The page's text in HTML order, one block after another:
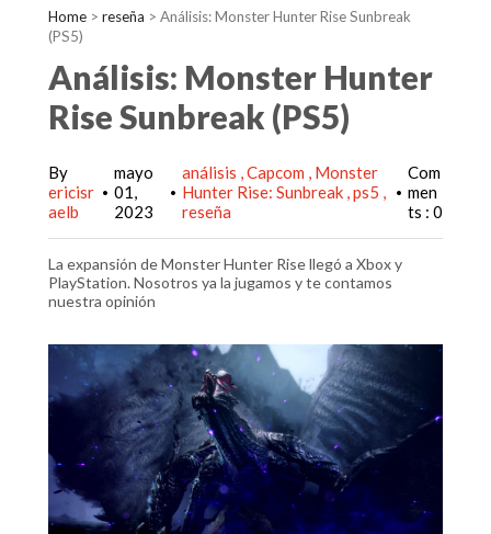
Home > reseña > Análisis: Monster Hunter Rise Sunbreak
(PS5)
Análisis: Monster Hunter
Rise Sunbreak (PS5)
By
ericisr
aelb
•
mayo
01,
2023
•
análisis Capcom
Monster
Hunter Rise: Sunbreak ps5
reseña
•
Com
men
ts : 0
La expansión de Monster Hunter Rise llegó a Xbox y
PlayStation. Nosotros ya la jugamos y te contamos
nuestra opinión